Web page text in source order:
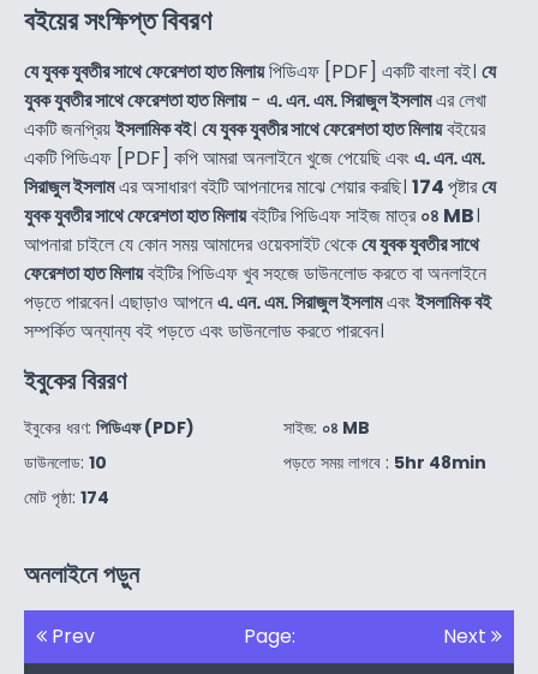
বইয়ের সংক্ষিপ্ত বিবরণ
যে যুবক যুবতীর সাথে ফেরেশতা হাত মিলায়পিডিএফ [PDF] একটি বাংলা বই। যে
যুবক যুবতীর সাথে ফেরেশতা হাত মিলায়- এ. এন. এম. সিরাজুল ইসলামএর লেখা
একটি জনপ্রিয়ইসলামিক বই। যে যুবক যুবতীর সাথে ফেরেশতা হাত মিলায়বইয়ের
একটি পিডিএফ [PDF] কপি আমরা অনলাইনে খুজে পেয়েছি এবংএ. এন. এম.
সিরাজুল ইসলামএর অসাধারণ বইটি আপনাদের মাঝে শেয়ার করছি। 174পৃষ্টারযে
যুবক যুবতীর সাথে ফেরেশতা হাত মিলায়বইটির পিডিএফ সাইজ মাত্র০৪ MB।
আপনারা চাইলে যে কোন সময় আমাদের ওয়েবসাইট থেকেযে যুবক যুবতীর সাথে
ফেরেশতা হাত মিলায়বইটির পিডিএফ খুব সহজে ডাউনলোড করতে বা অনলাইনে
পড়তে পারবেন। এছাড়াও আপনেএ. এন. এম. সিরাজুল ইসলামএবংইসলামিক বই
সম্পর্কিত অন্যান্য বই পড়তে এবং ডাউনলোড করতে পারবেন।
ইবুকের বিররণ
ইবুকের ধরণ: পিডিএফ (PDF)
ডাউনলোড: 10
মোট পৃষ্ঠা: 174
সাইজ: ০৪ MB
পড়তে সময় লাগবে : 5hr 48min
অনলাইনে পড়ুন
Prev Page: Next